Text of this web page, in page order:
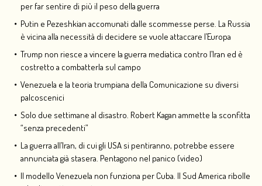
per far sentire di più il peso della guerra
Putin e Pezeshkian accomunati dalle scommesse perse. La Russia
è vicina alla necessità di decidere se vuole attaccare l’Europa
Trump non riesce a vincere la guerra mediatica contro l’Iran ed è
costretto a combatterla sul campo
Venezuela e la teoria trumpiana della Comunicazione su diversi
palcoscenici
Solo due settimane al disastro. Robert Kagan ammette la sconfitta
“senza precedenti”
La guerra all’Iran, di cui gli USA si pentiranno, potrebbe essere
annunciata già stasera. Pentagono nel panico (video)
Il modello Venezuela non funziona per Cuba. Il Sud America ribolle